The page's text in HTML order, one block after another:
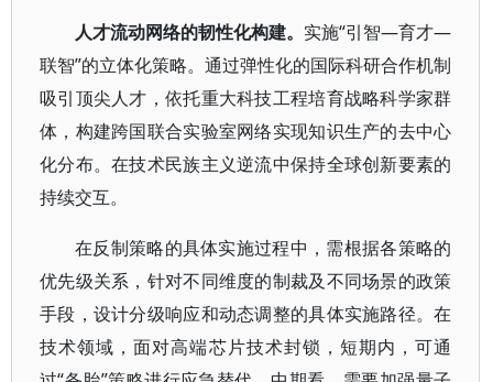
人才流动网络的韧性化构建。 实施“引智—育才—
联智”的立体化策略。通过弹性化的国际科研合作机制
吸引顶尖人才，依托重大科技工程培育战略科学家群
体，构建跨国联合实验室网络实现知识生产的去中心
化分布。在技术民族主义逆流中保持全球创新要素的
持续交互。
在反制策略的具体实施过程中，需根据各策略的
优先级关系，针对不同维度的制裁及不同场景的政策
手段，设计分级响应和动态调整的具体实施路径。在
技术领域，面对高端芯片技术封锁，短期内，可通